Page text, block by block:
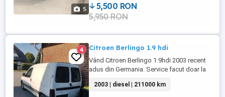
5
5,500 RON
5,950 RON
4 Citroen Berlingo 1.9 hdi
Vând Citroen Berlingo 1.9hdi 2003 recent
adus din Germania. Service facut doar la
Mai multe detalii la telefon .
2003 | diesel | 211000 km